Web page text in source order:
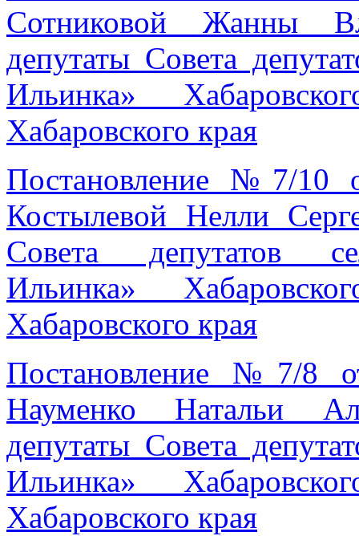
Сотниковой Жанны
депутаты Совета
Ильинка»
Хабаровского края
Постановление №7/10
Костылевой Нелли
Совета депутатов
Ильинка»
Хабаровского края
Постановление №7/8
Науменко Натальи
депутаты Совета
Ильинка»
Хабаровского края